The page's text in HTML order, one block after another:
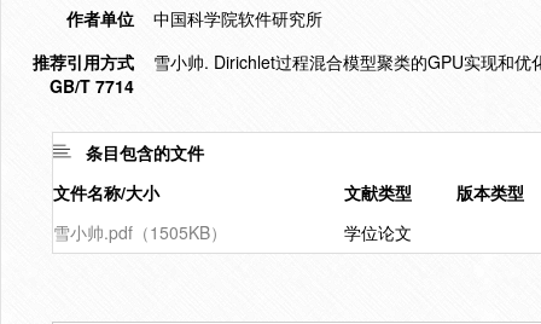
作者单位
中国科学院软件研究所
推荐引用方式
GB/T 7714
雪小帅. Dirichlet过程混合模型聚类的GPU实现和
条目包含的文件
文件名称/大小
文献类型
版本类型
雪小帅.pdf（1505KB）
学位论文